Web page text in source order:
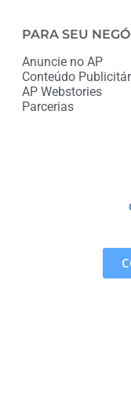
PARA SEU
Anuncie no AP
Conteúdo
AP Webstories
Parcerias